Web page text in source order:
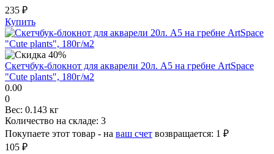
235 ₽
Купить
Скетчбук-блокнот для акварели 20л. А5 на гребне ArtSpace
"Cute plants", 180г/м2
0.00
0
Вес: 0.143 кг
Количество на складе: 3
Покупаете этот товар - на ваш счет возвращается: 1 ₽
105 ₽